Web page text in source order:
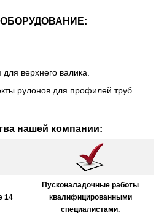
верхнего валика.
рулонов для профилей труб.
нашей компании:
14
Пусконаладочные работы
квалифицированными
специалистами.